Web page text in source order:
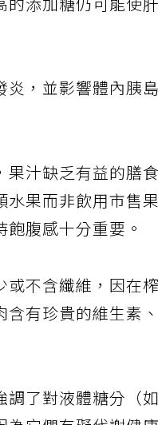
的添加糖仍可能使
炎，並影響體內胰
果汁缺乏有益的膳
水果而非飲用市售
腹感十分重要。
或不含纖維，因在
含有珍貴的維生素
調了對液體糖分（